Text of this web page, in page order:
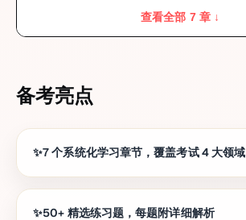
查看全部 7 章 ↓
备考亮点
7 个系统化学习章节，覆盖考试 4 大领域
50+ 精选练习题，每题附详细解析